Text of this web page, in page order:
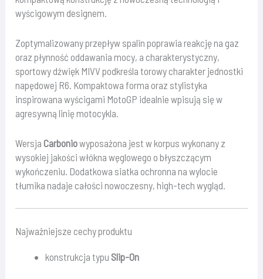
wyścigowym designem.
Zoptymalizowany przepływ spalin poprawia reakcję na gaz
oraz płynność oddawania mocy, a charakterystyczny,
sportowy dźwięk MIVV podkreśla torowy charakter jednostki
napędowej R6. Kompaktowa forma oraz stylistyka
inspirowana wyścigami MotoGP idealnie wpisują się w
agresywną linię motocykla.
WersjaCarboniowyposażona jest w korpus wykonany z
wysokiej jakości włókna węglowego o błyszczącym
wykończeniu. Dodatkowa siatka ochronna na wylocie
tłumika nadaje całości nowoczesny, high-tech wygląd.
Najważniejsze cechy produktu
konstrukcja typu Slip-On